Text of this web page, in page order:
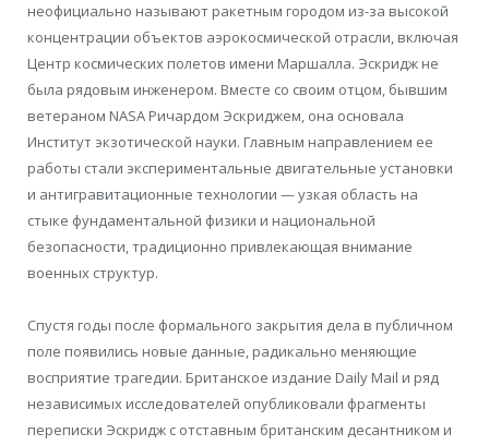
неофициально называют ракетным городом из-за высокой
концентрации объектов аэрокосмической отрасли, включая
Центр космических полетов имени Маршалла. Эскридж не
была рядовым инженером. Вместе со своим отцом, бывшим
ветераном NASA Ричардом Эскриджем, она основала
Институт экзотической науки. Главным направлением ее
работы стали экспериментальные двигательные установки
и антигравитационные технологии — узкая область на
стыке фундаментальной физики и национальной
безопасности, традиционно привлекающая внимание
военных структур.
Спустя годы после формального закрытия дела в публичном
поле появились новые данные, радикально меняющие
восприятие трагедии. Британское издание Daily Mail и ряд
независимых исследователей опубликовали фрагменты
переписки Эскридж с отставным британским десантником и